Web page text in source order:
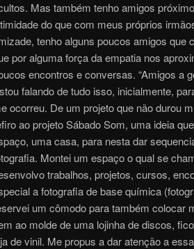
Mas também tenho amigos
do que com meus próprios
tenho alguns poucos amigos que
por alguma força da empatia nos
encontros e conversas. “Amigos a
falando de tudo isso, inicialmente,
ocorreu. De um projeto que não durou
ao projeto Sábado Som, uma ideia
uma casa, para nesta dar
Montei um espaço o qual se
trabalhos, projetos, cursos,
a fotografia de base química
um cômodo para também colocar
ao molde de uma lojinha de discos,
de vinil. Me propus a dar atenção a